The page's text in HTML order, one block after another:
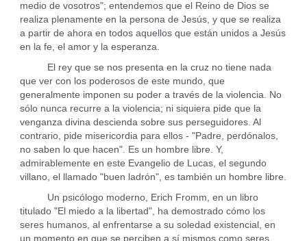
medio de vosotros"; entendemos que el Reino de Dios se
realiza plenamente en la persona de Jesús, y que se realiza
a partir de ahora en todos aquellos que están unidos a Jesús
en la fe, el amor y la esperanza.
El rey que se nos presenta en la cruz no tiene nada
que ver con los poderosos de este mundo, que
generalmente imponen su poder a través de la violencia. No
sólo nunca recurre a la violencia; ni siquiera pide que la
venganza divina descienda sobre sus perseguidores. Al
contrario, pide misericordia para ellos - "Padre, perdónalos,
no saben lo que hacen". Es un hombre libre. Y,
admirablemente en este Evangelio de Lucas, el segundo
villano, el llamado "buen ladrón", es también un hombre libre.
Un psicólogo moderno, Erich Fromm, en un libro
titulado "El miedo a la libertad", ha demostrado cómo los
seres humanos, al enfrentarse a su soledad existencial, en
un momento en que se perciben a sí mismos como seres